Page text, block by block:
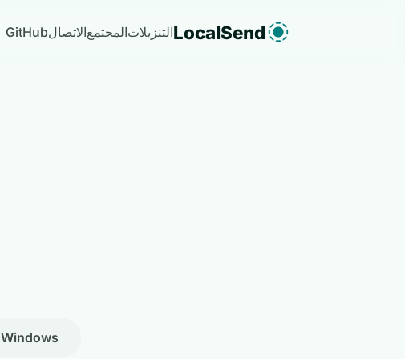
LocalSendالتنزيلاتالمجتمعالاتصالGitHub
Windows